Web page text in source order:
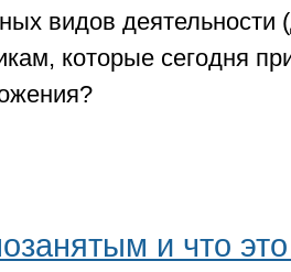
видов
которые сегодня
и что